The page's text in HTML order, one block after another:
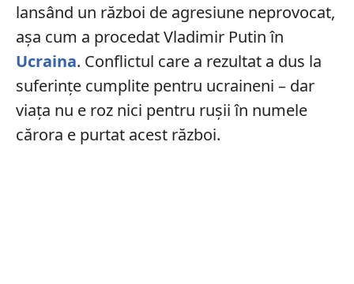
lansând un război de agresiune neprovocat,
așa cum a procedat Vladimir Putin în
Ucraina. Conflictul care a rezultat a dus la
suferințe cumplite pentru ucraineni – dar
viața nu e roz nici pentru rușii în numele
cărora e purtat acest război.